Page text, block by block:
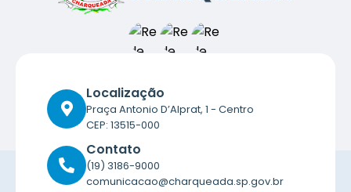
Localização
Praça Antonio D’Alprat, 1 - Centro
CEP: 13515-000
Contato
(19) 3186-9000
comunicacao@charqueada.sp.gov.br